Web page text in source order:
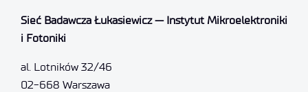
Sieć Badawcza Łukasiewicz — Instytut Mikroelektroniki
i Fotoniki
al. Lotników 32/46
02-668 Warszawa